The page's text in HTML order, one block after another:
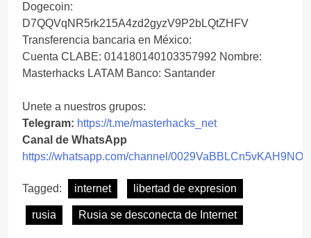
Dogecoin:
D7QQVqNR5rk215A4zd2gyzV9P2bLQtZHFV
Transferencia bancaria en México:
Cuenta CLABE: 014180140103357992 Nombre:
Masterhacks LATAM Banco: Santander
Unete a nuestros grupos:
Telegram: https://t.me/masterhacks_net
Canal de WhatsApp
https://whatsapp.com/channel/
Tagged: internet libertad de expresion
rusia Rusia se desconecta de Internet